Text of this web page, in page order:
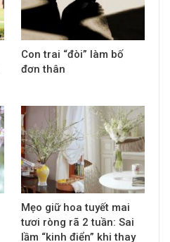
Con trai “đòi” làm bố
đơn thân
Mẹo giữ hoa tuyết mai
tươi ròng rã 2 tuần: Sai
lầm “kinh điển” khi thay